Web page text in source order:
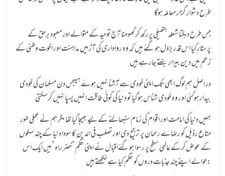
طرح دشوار گزار معاملہ ہوگا
جس طرح دہکتا شعلہ ہتھیلی پر رکھ کر گھومنا آج توحید کے متوالے اور معبود برحق کے
پرستار کیا اس قدر بزدل ہوگئے ہیں کہ وہ رواداری کی آڑ میں مداہنت اور اخوت وطنی کے
زعم میں دین بیزار بنتے جارہے ہیں
در اصل ہم لوگ ابھی تک اپنی خودی سے آشنا نہیں ہوۓ ہیںجس دن مسلمان کی خودی
بیدار ہوگئی اور وہ خودی شناس ہوگیا تو دنیا کی کوئی طاقت انہیں پسپا نہیں کرسکتی
ہمیں دنیا کی امامت اور اقوام کی زمام سنبھالنے کے لیے بھیجاگیا تھا مگر ہم نے عملی طور
متاع رذیل کو رضاے رحمان پر ترجیح دی اور تصلب فی الدین کا سودا دنیا کے چند سکوں
کے عوض کرکے عالمی سطح پر رسوا ہوگئےاقبال نے اپنی نظم”خضر راہ”میں ایک اس
حوالے اپنے چند جذبات دروں کو نظم کیا ہے لکھتے ہیں: